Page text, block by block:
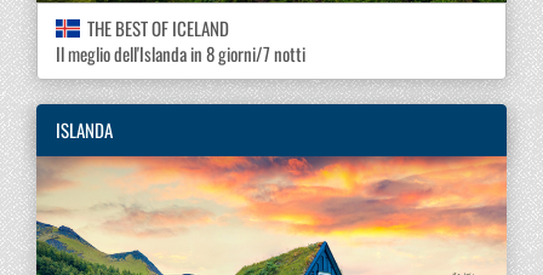
THE BEST OF ICELAND
Il meglio dell'Islanda in 8 giorni/7 notti
ISLANDA